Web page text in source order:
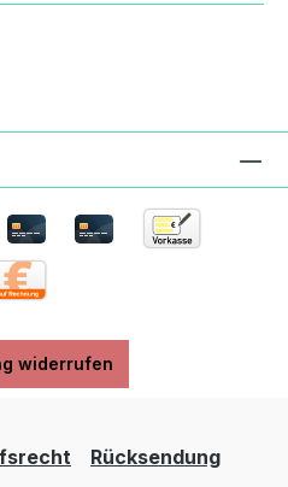
widerrufen
Rücksendung